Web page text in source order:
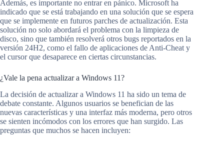
Además, es importante no entrar en pánico. Microsoft ha
indicado que se está trabajando en una solución que se espera
que se implemente en futuros parches de actualización. Esta
solución no solo abordará el problema con la limpieza de
disco, sino que también resolverá otros bugs reportados en la
versión 24H2, como el fallo de aplicaciones de Anti-Cheat y
el cursor que desaparece en ciertas circunstancias.
¿Vale la pena actualizar a Windows 11?
La decisión de actualizar a Windows 11 ha sido un tema de
debate constante. Algunos usuarios se benefician de las
nuevas características y una interfaz más moderna, pero otros
se sienten incómodos con los errores que han surgido. Las
preguntas que muchos se hacen incluyen: